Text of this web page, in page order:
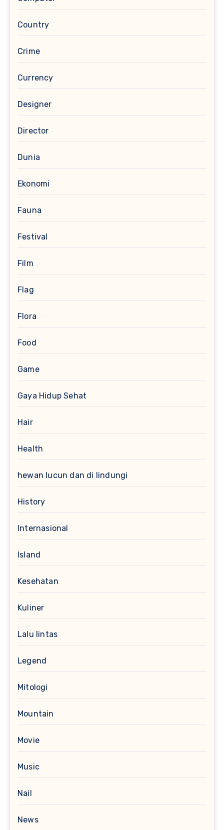
Country
Crime
Currency
Designer
Director
Dunia
Ekonomi
Fauna
Festival
Film
Flag
Flora
Food
Game
Gaya Hidup Sehat
Hair
Health
hewan lucun dan di lindungi
History
Internasional
Island
Kesehatan
Kuliner
Lalu lintas
Legend
Mitologi
Mountain
Movie
Music
Nail
News